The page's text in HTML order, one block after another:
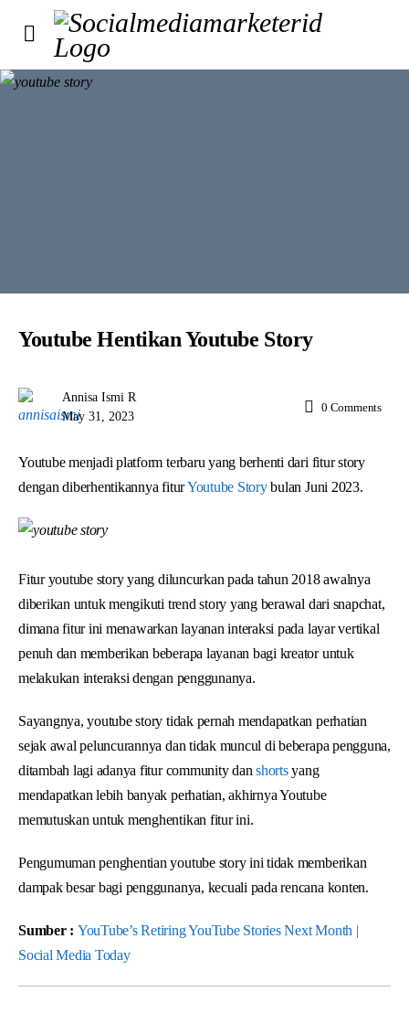
Youtube Hentikan Youtube Story
Annisa Ismi R
May 31, 2023
0 Comments
Youtube menjadi platform terbaru yang berhenti dari fitur story
dengan diberhentikannya fiturYoutube Storybulan Juni 2023.
Fitur youtube story yang diluncurkan pada tahun 2018 awalnya
diberikan untuk mengikuti trend story yang berawal dari snapchat,
dimana fitur ini menawarkan layanan interaksi pada layar vertikal
penuh dan memberikan beberapa layanan bagi kreator untuk
melakukan interaksi dengan penggunanya.
Sayangnya, youtube story tidak pernah mendapatkan perhatian
sejak awal peluncurannya dan tidak muncul di beberapa pengguna,
ditambah lagi adanya fitur community danshortsyang
mendapatkan lebih banyak perhatian, akhirnya Youtube
memutuskan untuk menghentikan fitur ini.
Pengumuman penghentian youtube story ini tidak memberikan
dampak besar bagi penggunanya, kecuali pada rencana konten.
Sumber : YouTube’s Retiring YouTube Stories Next Month |
Social Media Today